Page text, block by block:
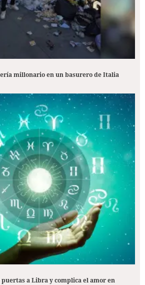
millonario en un basurero de Italia
a Libra y complica el amor en